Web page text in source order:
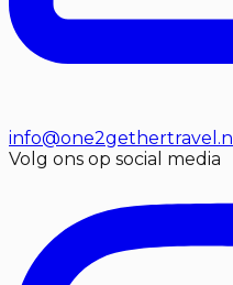
info@one2gethertravel.nl
Volg ons op social media